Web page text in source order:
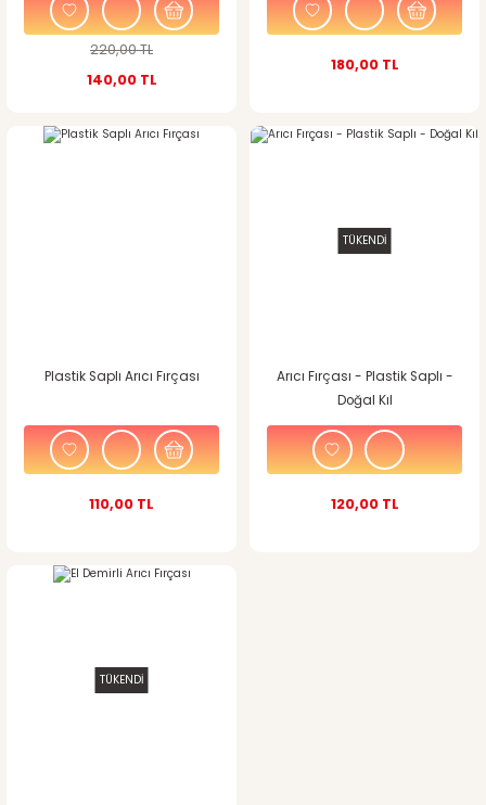
220,00 TL
140,00 TL
180,00 TL
Plastik Saplı Arıcı Fırçası
110,00 TL
TÜKENDİ
Arıcı Fırçası - Plastik Saplı -
Doğal Kıl
120,00 TL
TÜKENDİ